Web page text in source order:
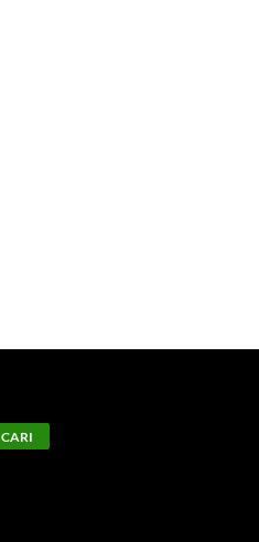
CARI